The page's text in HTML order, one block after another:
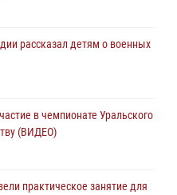
мастерство на Ямале
практическое занятие для
рассказал детям о военных
в чемпионате Уральского
(ВИДЕО)
практическое занятие для